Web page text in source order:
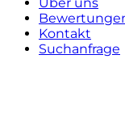
Kontakt
Suchanfrage